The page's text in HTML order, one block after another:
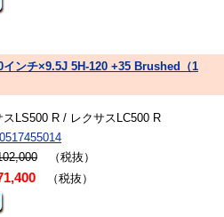
ンチ×9.5J 5H-120 +35 Brushed（1
LS500 R / レクサスLC500 R
（税抜）
（税抜）